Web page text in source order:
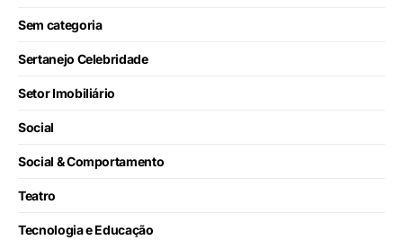
Sem categoria
Sertanejo Celebridade
Setor Imobiliário
Social
Social & Comportamento
Teatro
Tecnologia e Educação